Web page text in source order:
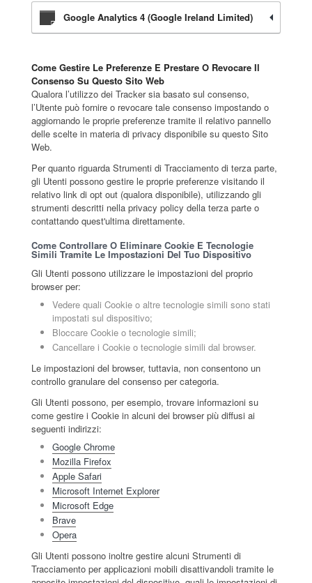
Google Analytics 4 (Google Ireland Limited)
Come Gestire Le Preferenze E Prestare O Revocare Il
Consenso Su Questo Sito Web
Qualora l’utilizzo dei Tracker sia basato sul consenso,
l’Utente può fornire o revocare tale consenso impostando o
aggiornando le proprie preferenze tramite il relativo pannello
delle scelte in materia di privacy disponibile su questo Sito
Web.
Per quanto riguarda Strumenti di Tracciamento di terza parte,
gli Utenti possono gestire le proprie preferenze visitando il
relativo link di opt out (qualora disponibile), utilizzando gli
strumenti descritti nella privacy policy della terza parte o
contattando quest'ultima direttamente.
Come Controllare O Eliminare Cookie E Tecnologie
Simili Tramite Le Impostazioni Del Tuo Dispositivo
Gli Utenti possono utilizzare le impostazioni del proprio
browser per:
Vedere quali Cookie o altre tecnologie simili sono stati
impostati sul dispositivo;
Bloccare Cookie o tecnologie simili;
Cancellare i Cookie o tecnologie simili dal browser.
Le impostazioni del browser, tuttavia, non consentono un
controllo granulare del consenso per categoria.
Gli Utenti possono, per esempio, trovare informazioni su
come gestire i Cookie in alcuni dei browser più diffusi ai
seguenti indirizzi:
Google Chrome
Mozilla Firefox
Apple Safari
Microsoft Internet Explorer
Microsoft Edge
Brave
Opera
Gli Utenti possono inoltre gestire alcuni Strumenti di
Tracciamento per applicazioni mobili disattivandoli tramite le